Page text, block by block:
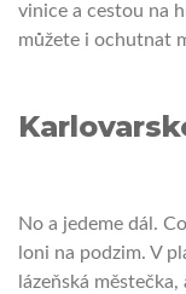
vinice a cestou na
můžete i ochutnat
No a jedeme dál.
loni na podzim. V
lázeňská